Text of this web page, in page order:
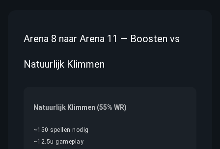
Arena 8 naar Arena 11 — Boosten vs
Natuurlijk Klimmen
Natuurlijk Klimmen (55% WR)
~150 spellen nodig
~12.5u gameplay